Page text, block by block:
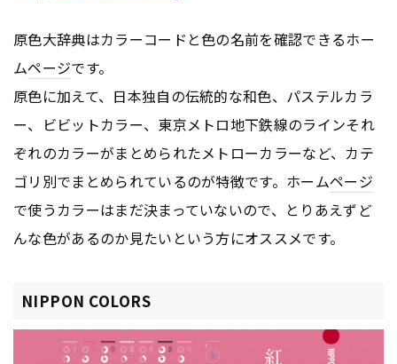
原色大辞典はカラーコードと色の名前を確認できるホー
ムページです。
原色に加えて、日本独自の伝統的な和色、パステルカラ
ー、ビビットカラー、東京メトロ地下鉄線のラインそれ
ぞれのカラーがまとめられたメトローカラーなど、カテ
ゴリ別でまとめられているのが特徴です。ホームページ
で使うカラーはまだ決まっていないので、とりあえずど
んな色があるのか見たいという方にオススメです。
NIPPON COLORS